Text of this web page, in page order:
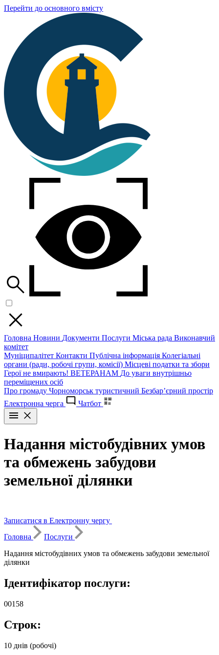
Перейти до основного вмісту
Головна Новини Документи Послуги Міська рада Виконавчий
комітет
Муніципалітет Контакти Публічна інформація Колегіальні
органи (ради, робочі групи, комісії) Місцеві податки та збори
Герої не вмирають! ВЕТЕРАНАМ До уваги внутрішньо
переміщених осіб
Про громаду Чорноморськ туристичний Безбар’єрний простір
Електронна черга
Чатбот
Надання містобудівних умов
та обмежень забудови
земельної ділянки
Записатися в Електронну чергу
Головна
Послуги
Надання містобудівних умов та обмежень забудови земельної
ділянки
Ідентифікатор послуги:
00158
Строк:
10 днів (робочі)